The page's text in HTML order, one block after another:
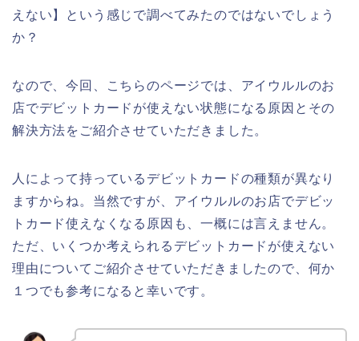
えない】という感じで調べてみたのではないでしょう
か？
なので、今回、こちらのページでは、アイウルルのお
店でデビットカードが使えない状態になる原因とその
解決方法をご紹介させていただきました。
人によって持っているデビットカードの種類が異なり
ますからね。当然ですが、アイウルルのお店でデビッ
トカード使えなくなる原因も、一概には言えません。
ただ、いくつか考えられるデビットカードが使えない
理由についてご紹介させていただきましたので、何か
１つでも参考になると幸いです。